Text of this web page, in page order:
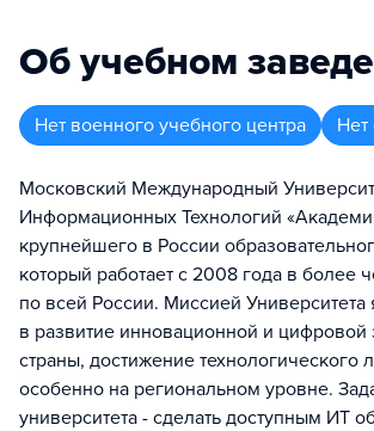
Об учебном
Нет военного учебного центра
Московский Международный
Информационных Технологий
крупнейшего в России
который работает с 2008 года в более
по всей России. Миссией Университета
в развитие инновационной и цифровой
страны, достижение технологического
особенно на региональном уровне.
университета - сделать доступным ИТ